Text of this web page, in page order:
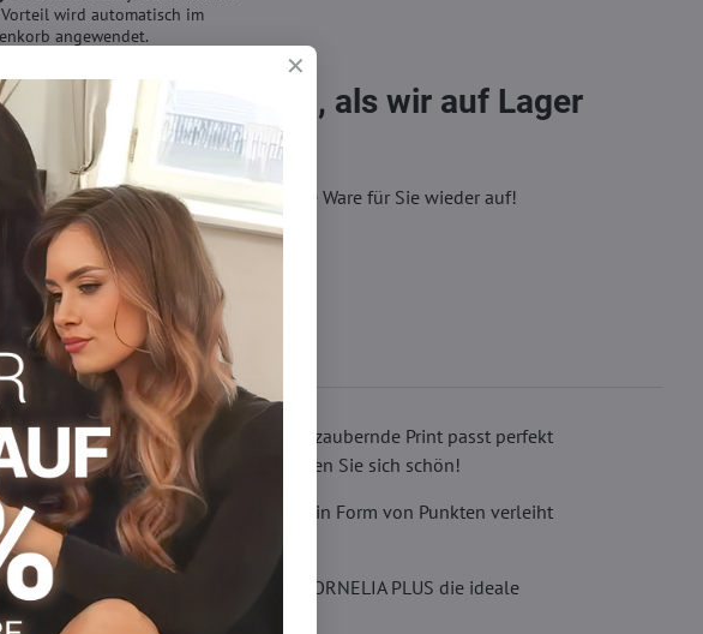
Vorteil wird automatisch im
angewendet.
Sie mehr bestellen, als wir auf Lager
uns zu kontaktieren, wir füllen die Ware für Sie wieder auf!
Diskussion 0
Accessoires dieser Saison. Der bezaubernde Print passt perfekt
mit einem schicken Muster und fühlen Sie sich schön!
sorgen. Ein modisches Muster in Form von Punkten verleiht
stilvoll und modisch sind, ist CORNELIA PLUS die ideale
jeden Tag und für tolle Anlässe.